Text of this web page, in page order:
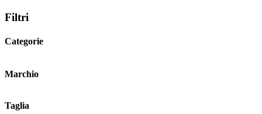
Filtri
Categorie
Marchio
Taglia